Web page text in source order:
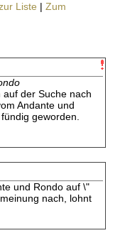
Liste | Zum
der Suche nach
Andante und
geworden.
und Rondo auf \"
nach, lohnt